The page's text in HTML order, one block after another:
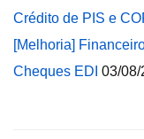
Crédito de PIS e
[Melhoria]
Cheques EDI 03/08/